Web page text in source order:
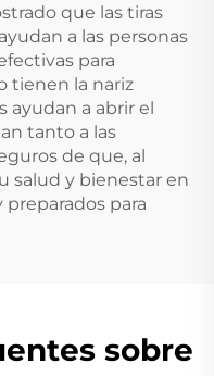
que las tiras
a las personas
para
tienen la nariz
ayudan a abrir el
tanto a las
de que, al
salud y bienestar en
para
sobre